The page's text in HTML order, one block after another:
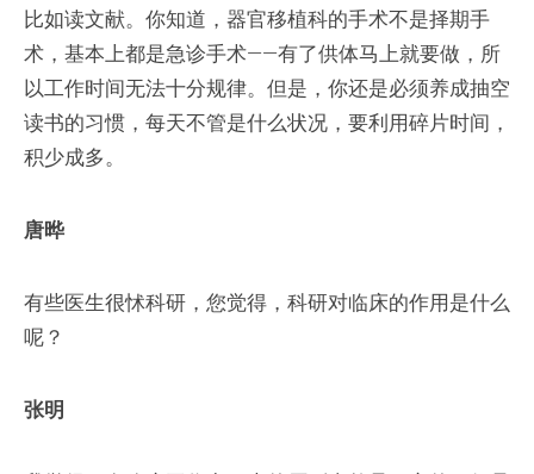
比如读文献。你知道，器官移植科的手术不是择期手
术，基本上都是急诊手术——有了供体马上就要做，所
以工作时间无法十分规律。但是，你还是必须养成抽空
读书的习惯，每天不管是什么状况，要利用碎片时间，
积少成多。
唐晔
有些医生很怵科研，您觉得，科研对临床的作用是什么
呢？
张明